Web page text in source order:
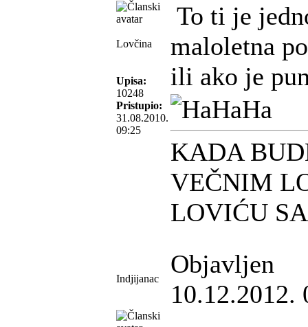
Lovčina
Upisa:
10248
Pristupio:
31.08.2010.
09:25
To ti je
maloletna
ili ako je
KADA
VEČNIM
LOVIĆU
Indjijanac
Objavljen
10.12.2012.